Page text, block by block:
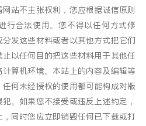
站不主张权利，您应根据诚信原则
行合法使用。您不得以任何方式修
发这些材料或者以其他方式把它们
以任何目的把这些材料用于其他任
算机环境。本站上的内容及编辑等
何未经授权的使用都可能构成对版
。如果您不接受或违反上述约定，
同时您应立即销毁任何已下载或打